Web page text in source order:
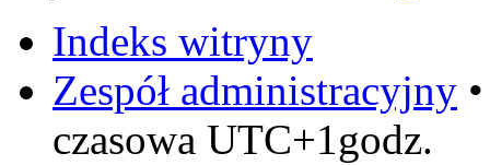
Indeks witryny
Zespół administracyjny
czasowa UTC+1godz.